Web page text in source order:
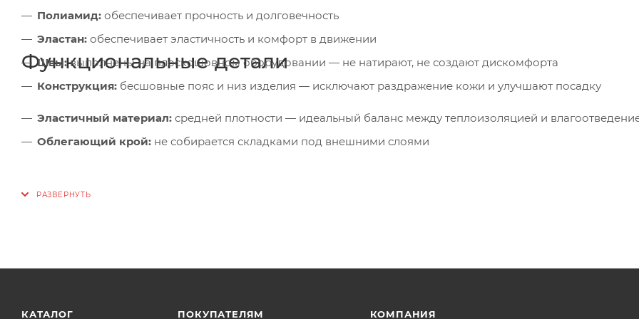
Полиамид: обеспечивает прочность и долговечность
Эластан: обеспечивает эластичность и комфорт в движении
Швы:выполнены на плоскошовном оборудовании — не натирают, не создают дискомфорта
Конструкция: бесшовные пояс и низ изделия — исключают раздражение кожи и улучшают посадку
Функциональные детали
Эластичный материал: средней плотности — идеальный баланс между теплоизоляцией и
Облегающий крой: не собирается складками под внешними слоями
КАТАЛОГ ПОКУПАТЕЛЯМ КОМПАНИЯ